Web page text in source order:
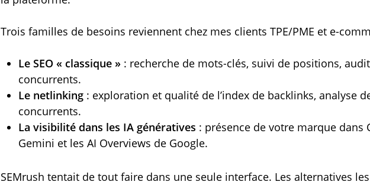
Trois familles de besoins reviennent chez mes clients TPE/PME et e-
Le SEO « classique » : recherche de mots-clés, suivi de positions,
concurrents.
Le netlinking : exploration et qualité de l’index de backlinks, analyse
concurrents.
La visibilité dans les IA génératives : présence de votre marque dans
Gemini et les AI Overviews de Google.
SEMrush tentait de tout faire dans une seule interface. Les alternatives